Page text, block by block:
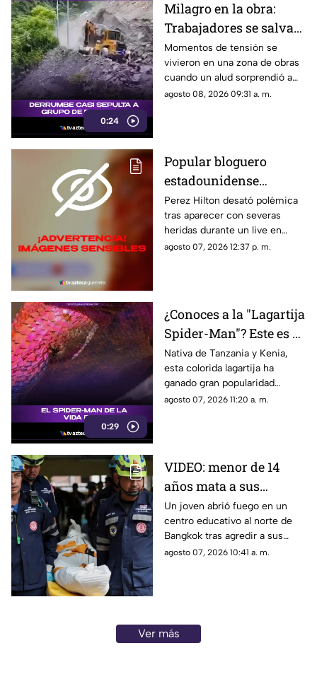
0:24
Milagro en la obra:
Trabajadores se salvan
de milagro tras
aparatoso derrumbe de
tierra
Momentos de tensión se
vivieron en una zona de obras
cuando un alud sorprendió a
los presentes, quienes
agosto 08, 2026 09:31 a. m.
Popular bloguero
estadounidense
aparece con severas
heridas en un LIVE;
¿buscaba interacción?
Perez Hilton desató polémica
tras aparecer con severas
heridas durante un live en
TikTok. El video abrió un
agosto 07, 2026 12:37 p. m.
0:29
¿Conoces a la "Lagartija
Spider-Man"? Este es el
reptil con los colores
del superhéroe
Nativa de Tanzania y Kenia,
esta colorida lagartija ha
ganado gran popularidad
debido a su increíble parecido
agosto 07, 2026 11:20 a. m.
VIDEO: menor de 14
años mata a sus
abuelos y 5 profesores
en tiroteo
Un joven abrió fuego en un
centro educativo al norte de
Bangkok tras agredir a sus
familiares; el incidente dejó
agosto 07, 2026 10:41 a. m.
Ver más